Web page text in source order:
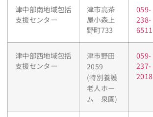
津中部南地域包括
支援センター
津市高茶
屋小森上
野町733
059-
238-
6511
津中部西地域包括
支援センター
津市野田
2059
(特別養護
老人ホー
ム 泉園)
059-
237-
2018